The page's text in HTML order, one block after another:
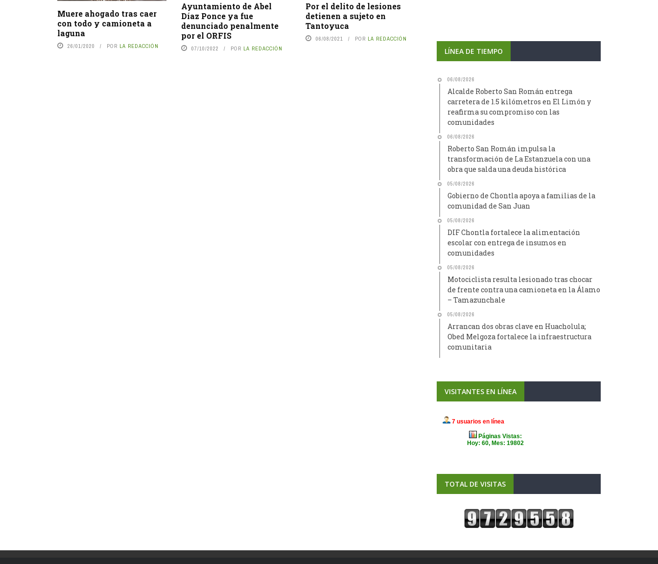
Muere ahogado tras caer
con todo y camioneta a
laguna
26/01/2020 POR LA REDACCIÓN
Ayuntamiento de Abel
Díaz Ponce ya fue
denunciado penalmente
por el ORFIS
07/10/2022 POR LA REDACCIÓN
Por el delito de lesiones
detienen a sujeto en
Tantoyuca
06/08/2021 POR LA REDACCIÓN
LÍNEA DE TIEMPO
06/08/2026
Alcalde Roberto San Román entrega
carretera de 1.5 kilómetros en El Limón y
reafirma su compromiso con las
comunidades
06/08/2026
Roberto San Román impulsa la
transformación de La Estanzuela con una
obra que salda una deuda histórica
05/08/2026
Gobierno de Chontla apoya a familias de la
comunidad de San Juan
05/08/2026
DIF Chontla fortalece la alimentación
escolar con entrega de insumos en
comunidades
05/08/2026
Motociclista resulta lesionado tras chocar
de frente contra una camioneta en la Álamo
– Tamazunchale
05/08/2026
Arrancan dos obras clave en Huacholula;
Obed Melgoza fortalece la infraestructura
comunitaria
VISITANTES EN LÍNEA
TOTAL DE VISITAS